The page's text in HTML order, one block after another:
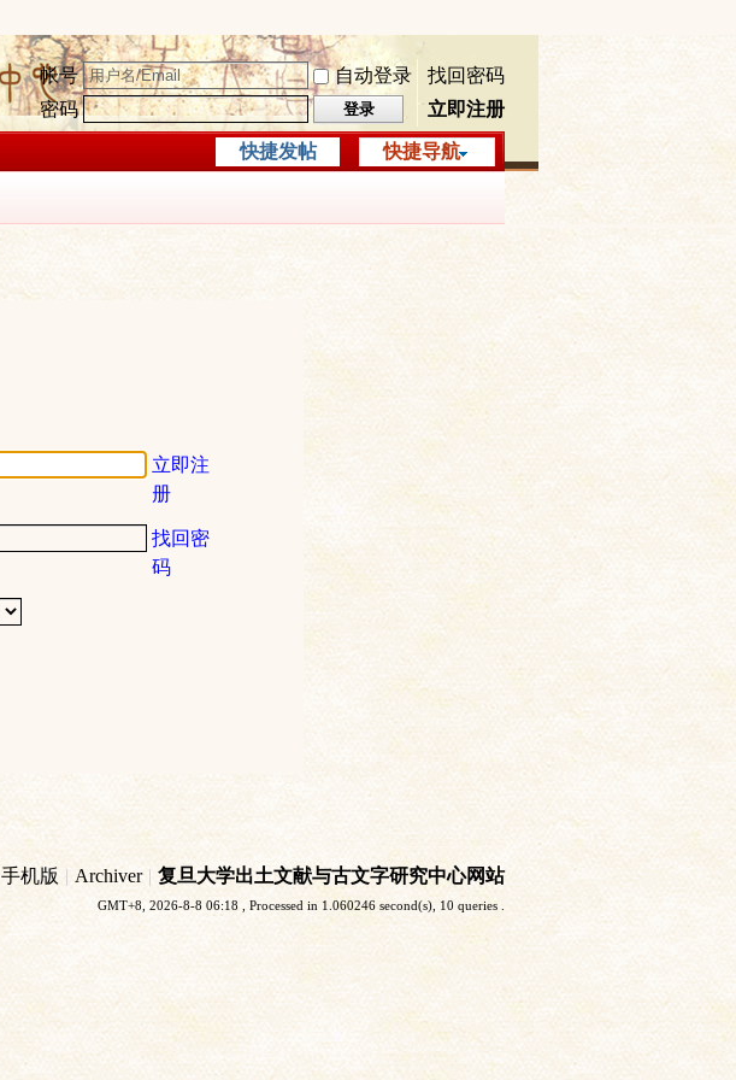
帐号 自动登录
找回密码
密码
登录 立即注册
快捷导航
快捷发帖
立即注
册
找回密
码
手机版 | Archiver | 复旦大学出土文献与古文字研究中心网站
GMT+8, 2026-8-8 06:18 , Processed in 1.060246 second(s), 10 queries .